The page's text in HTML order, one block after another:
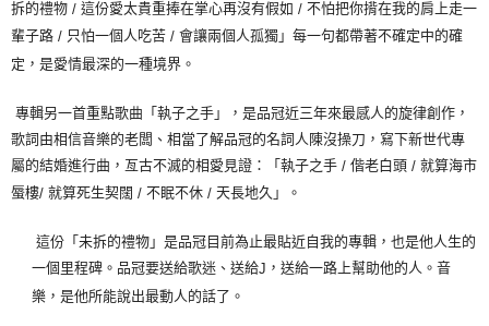
拆的禮物 / 這份愛太貴重捧在掌心再沒有假如 / 不怕把你揹在我的肩上走一
輩子路 / 只怕一個人吃苦 / 會讓兩個人孤獨」每一句都帶著不確定中的確
定，是愛情最深的一種境界。
專輯另一首重點歌曲「執子之手」，是品冠近三年來最感人的旋律創作，
歌詞由相信音樂的老闆、相當了解品冠的名詞人陳沒操刀，寫下新世代專
屬的結婚進行曲，亙古不滅的相愛見證：「執子之手 / 偕老白頭 / 就算海市
蜃樓/ 就算死生契闊 / 不眠不休 / 天長地久」。
這份「未拆的禮物」是品冠目前為止最貼近自我的專輯，也是他人生的
一個里程碑。品冠要送給歌迷、送給J ，送給一路上幫助他的人。音
樂，是他所能說出最動人的話了。